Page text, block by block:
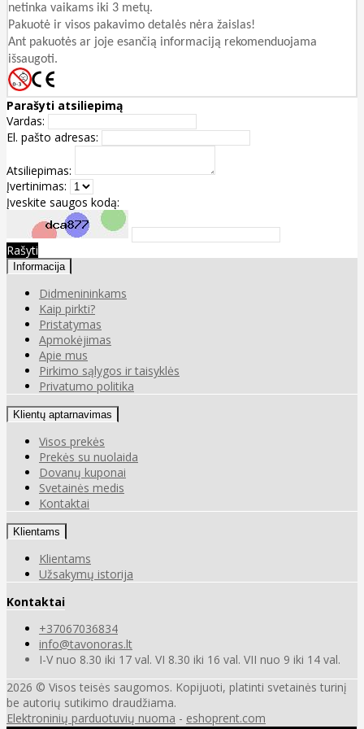
netinka vaikams iki 3 metų.
Pakuotė ir visos pakavimo detalės nėra žaislas!
Ant pakuotės ar joje esančią informaciją rekomenduojama
išsaugoti.
Parašyti atsiliepimą
Vardas:
El. pašto adresas:
Atsiliepimas:
Įvertinimas:
Įveskite saugos kodą:
Rašyti
Informacija
Didmenininkams
Kaip pirkti?
Pristatymas
Apmokėjimas
Apie mus
Pirkimo sąlygos ir taisyklės
Privatumo politika
Klientų aptarnavimas
Visos prekės
Prekės su nuolaida
Dovanų kuponai
Svetainės medis
Kontaktai
Klientams
Klientams
Užsakymų istorija
Kontaktai
+37067036834
info@tavonoras.lt
I-V nuo 8.30 iki 17 val. VI 8.30 iki 16 val. VII nuo 9 iki 14 val.
2026 © Visos teisės saugomos. Kopijuoti, platinti svetainės turinį
be autorių sutikimo draudžiama.
Elektroninių parduotuvių nuoma - eshoprent.com